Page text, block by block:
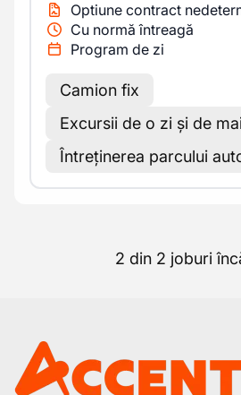
Optiune contract
Cu normă întreagă
Program de zi
Camion fix
Excursii de o zi și de
Întreținerea parcului
2 din 2 joburi